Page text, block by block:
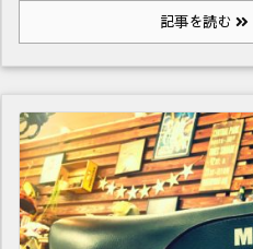
記事を読む